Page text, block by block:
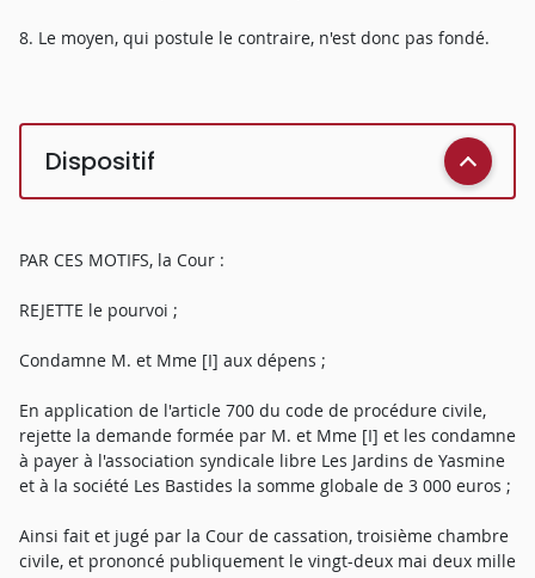
8. Le moyen, qui postule le contraire, n'est donc pas fondé.
Dispositif
PAR CES MOTIFS, la Cour :
REJETTE le pourvoi ;
Condamne M. et Mme [I] aux dépens ;
En application de l'article 700 du code de procédure civile,
rejette la demande formée par M. et Mme [I] et les condamne
à payer à l'association syndicale libre Les Jardins de Yasmine
et à la société Les Bastides la somme globale de 3 000 euros ;
Ainsi fait et jugé par la Cour de cassation, troisième chambre
civile, et prononcé publiquement le vingt-deux mai deux mille